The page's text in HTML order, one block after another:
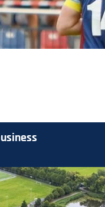
BC